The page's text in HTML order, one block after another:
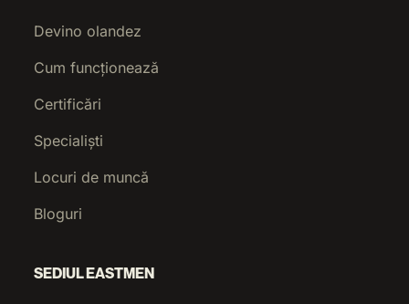
Devino olandez
Cum funcționează
Certificări
Specialiști
Locuri de muncă
Bloguri
SEDIUL EASTMEN